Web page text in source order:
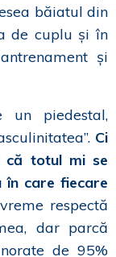
băiatul din
de cuplu și în
și
un piedestal,
Ci
că totul mi se
în care fiecare
respectă
dar parcă
de 95%